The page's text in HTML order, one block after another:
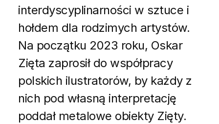
interdyscyplinarności w sztuce i
hołdem dla rodzimych artystów.
Na początku 2023 roku, Oskar
Zięta zaprosił do współpracy
polskich ilustratorów, by każdy z
nich pod własną interpretację
poddał metalowe obiekty Zięty.